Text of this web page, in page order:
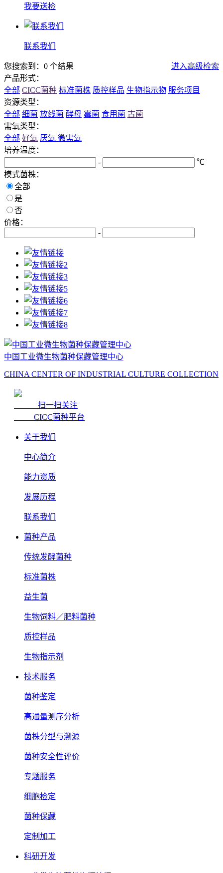
我要送检
联系我们
您搜索到：0 个结果
进入高级检索
产品形式：
全部 CICC菌种 标准菌株 质控样品 生物指示物 服务项目
资源类型：
全部 细菌 放线菌 酵母 霉菌 食用菌 古菌
需氧类型：
全部 好氧 厌氧 微需氧
培养温度：
-
℃
模式菌株：
全部
是
否
价格：
-
中国工业微生物菌种保藏管理中心
CHINA CENTER OF INDUSTRIAL CULTURE COLLECTION
扫一扫关注
CICC菌种平台
关于我们
中心简介
能力资质
发展历程
联系我们
菌种产品
传统发酵菌种
标准菌株
益生菌
生物饲料／肥料菌种
质控样品
生物指示剂
技术服务
菌种鉴定
高通量测序分析
菌株分型与溯源
菌种安全性评价
专题服务
细胞检定
菌种保藏
定制加工
科研开发